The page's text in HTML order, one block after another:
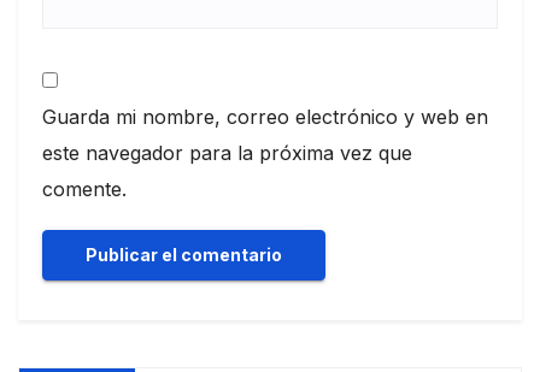
Guarda mi nombre, correo electrónico y web en
este navegador para la próxima vez que
comente.